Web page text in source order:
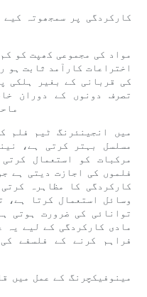
مواد کی مجموعی کھپت کو
اختراعات کارآمد ثابت ہو
کی قربانی کے بغیر ہلکی
تصرف دونوں کے دوران
مسلسل بہتر کرتی ہے،
مرکبات کو استعمال
فلموں کی اجازت دیتی ہے
کارکردگی کا مظاہرہ
وسائل استعمال کرتا
توانائی کی ضرورت ہوتی
مادی کارکردگی کے لیے یہ
فراہم کرنے کے فلسفے